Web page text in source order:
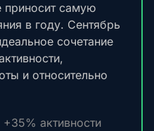
приносит самую
в году. Сентябрь
сочетание
и относительно
активности